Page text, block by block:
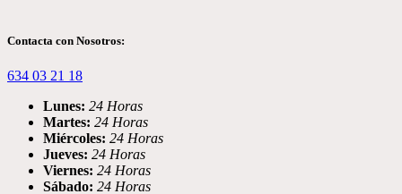
Contacta con Nosotros:
634 03 21 18
Lunes: 24 Horas
Martes: 24 Horas
Miércoles: 24 Horas
Jueves: 24 Horas
Viernes: 24 Horas
Sábado: 24 Horas